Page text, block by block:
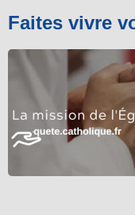
Faites vivre